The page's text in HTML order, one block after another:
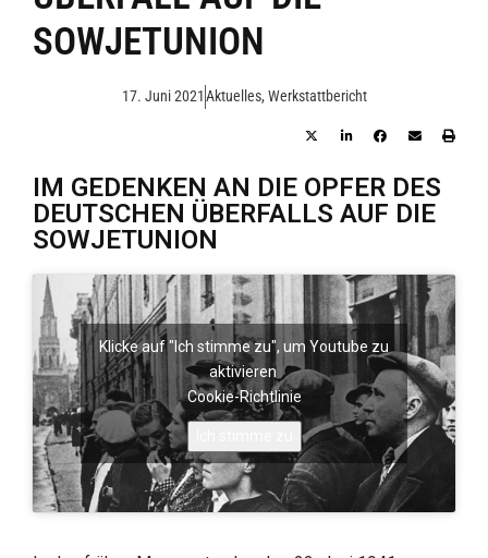
SOWJETUNION
17. Juni 2021Aktuelles, Werkstattbericht
IM GEDENKEN AN DIE OPFER DES
DEUTSCHEN ÜBERFALLS AUF DIE
SOWJETUNION
Klicke auf "Ich stimme zu", um Youtube zu
aktivieren
Cookie-Richtlinie